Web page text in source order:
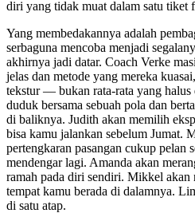
diri yang tidak muat dalam satu tiket
Yang membedakannya adalah
serbaguna mencoba menjadi
akhirnya jadi datar. Coach Verke
jelas dan metode yang mereka
tekstur — bukan rata-rata yang halus
duduk bersama sebuah pola dan
di baliknya. Judith akan memilih
bisa kamu jalankan sebelum Jumat.
pertengkaran pasangan cukup pelan
mendengar lagi. Amanda akan
ramah pada diri sendiri. Mikkel akan
tempat kamu berada di dalamnya.
di satu atap.